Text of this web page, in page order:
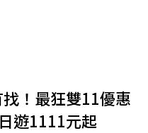
！最狂雙11優惠
遊1111元起